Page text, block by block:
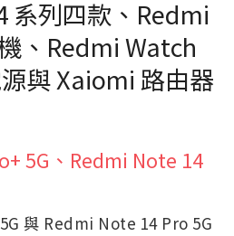
系列四款、Redmi
、Redmi Watch
與 Xaiomi 路由器
5G、Redmi Note 14
與 Redmi Note 14 Pro 5G